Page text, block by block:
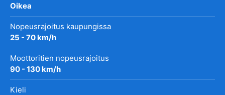
Oikea
Nopeusrajoitus kaupungissa
25 - 70 km/h
Moottoritien nopeusrajoitus
90 - 130 km/h
Kieli